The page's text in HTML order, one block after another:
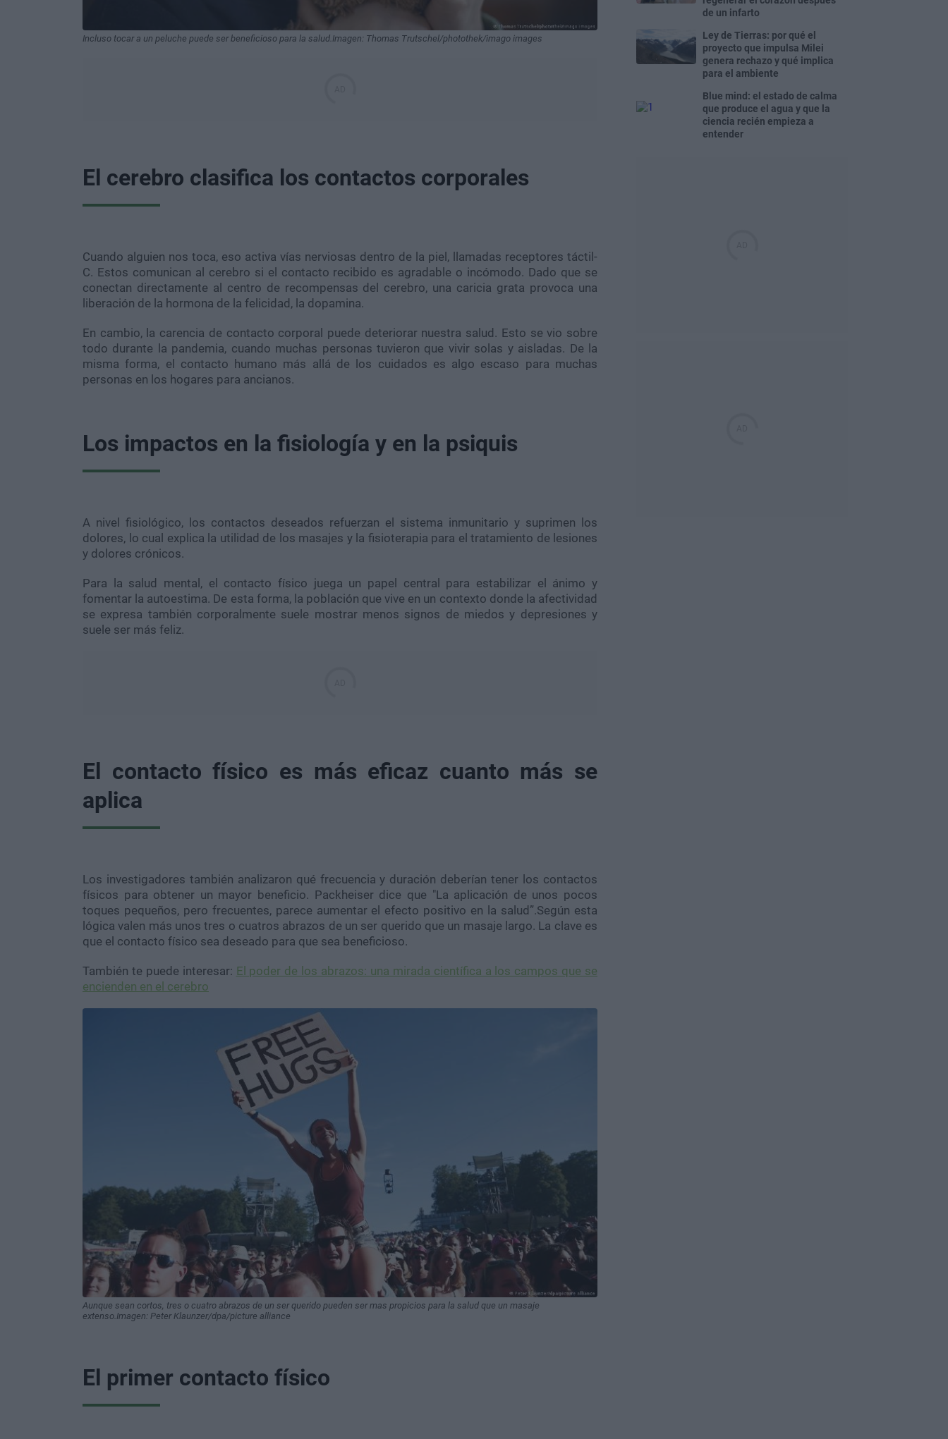
Incluso tocar a un peluche puede ser beneficioso para la salud.Imagen: Thomas Trutschel/photothek/imago images
El cerebro clasifica los contactos corporales
Cuando alguien nos toca, eso activa vías nerviosas dentro de la piel, llamadas receptores táctil-
C. Estos comunican al cerebro si el contacto recibido es agradable o incómodo. Dado que se
conectan directamente al centro de recompensas del cerebro, una caricia grata provoca una
liberación de la hormona de la felicidad, la dopamina.
En cambio, la carencia de contacto corporal puede deteriorar nuestra salud. Esto se vio sobre
todo durante la pandemia, cuando muchas personas tuvieron que vivir solas y aisladas. De la
misma forma, el contacto humano más allá de los cuidados es algo escaso para muchas
personas en los hogares para ancianos.
Los impactos en la fisiología y en la psiquis
A nivel fisiológico, los contactos deseados refuerzan el sistema inmunitario y suprimen los
dolores, lo cual explica la utilidad de los masajes y la fisioterapia para el tratamiento de lesiones
y dolores crónicos.
Para la salud mental, el contacto físico juega un papel central para estabilizar el ánimo y
fomentar la autoestima. De esta forma, la población que vive en un contexto donde la afectividad
se expresa también corporalmente suele mostrar menos signos de miedos y depresiones y
suele ser más feliz.
El contacto físico es más eficaz cuanto más se
aplica
Los investigadores también analizaron qué frecuencia y duración deberían tener los contactos
físicos para obtener un mayor beneficio. Packheiser dice que "La aplicación de unos pocos
toques pequeños, pero frecuentes, parece aumentar el efecto positivo en la salud”.Según esta
lógica valen más unos tres o cuatros abrazos de un ser querido que un masaje largo. La clave es
que el contacto físico sea deseado para que sea beneficioso.
También te puede interesar: El poder de los abrazos: una mirada científica a los campos que se
encienden en el cerebro
Aunque sean cortos, tres o cuatro abrazos de un ser querido pueden ser mas propicios para la salud que un masaje
extenso.Imagen: Peter Klaunzer/dpa/picture alliance
El primer contacto físico
de un infarto
Ley de Tierras: por qué el
proyecto que impulsa Milei
genera rechazo y qué implica
para el ambiente
Blue mind: el estado de calma
que produce el agua y que la
ciencia recién empieza a
entender